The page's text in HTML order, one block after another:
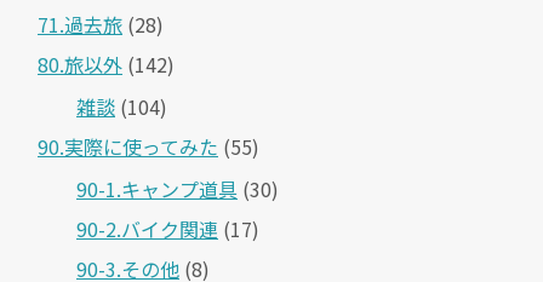
71.過去旅 (28)
80.旅以外 (142)
雑談 (104)
90.実際に使ってみた (55)
90-1.キャンプ道具 (30)
90-2.バイク関連 (17)
90-3.その他 (8)